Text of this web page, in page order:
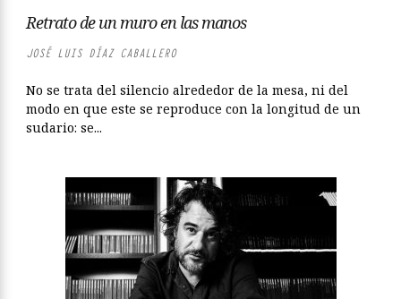
Retrato de un muro en las manos
JOSÉ LUIS DÍAZ CABALLERO
No se trata del silencio alrededor de la mesa, ni del
modo en que este se reproduce con la longitud de un
sudario: se...